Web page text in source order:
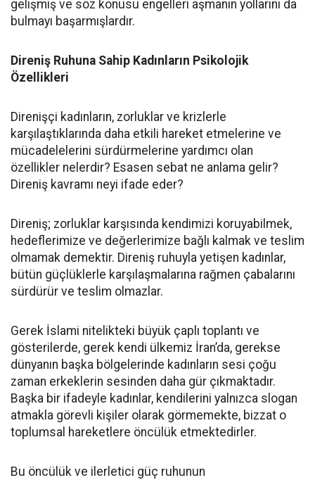
gelişmiş ve söz konusu engelleri aşmanın yollarını da
bulmayı başarmışlardır.
Direniş Ruhuna Sahip Kadınların Psikolojik
Özellikleri
Direnişçi kadınların, zorluklar ve krizlerle
karşılaştıklarında daha etkili hareket etmelerine ve
mücadelelerini sürdürmelerine yardımcı olan
özellikler nelerdir? Esasen sebat ne anlama gelir?
Direniş kavramı neyi ifade eder?
Direniş; zorluklar karşısında kendimizi koruyabilmek,
hedeflerimize ve değerlerimize bağlı kalmak ve teslim
olmamak demektir. Direniş ruhuyla yetişen kadınlar,
bütün güçlüklerle karşılaşmalarına rağmen çabalarını
sürdürür ve teslim olmazlar.
Gerek İslami nitelikteki büyük çaplı toplantı ve
gösterilerde, gerek kendi ülkemiz İran’da, gerekse
dünyanın başka bölgelerinde kadınların sesi çoğu
zaman erkeklerin sesinden daha gür çıkmaktadır.
Başka bir ifadeyle kadınlar, kendilerini yalnızca slogan
atmakla görevli kişiler olarak görmemekte, bizzat o
toplumsal hareketlere öncülük etmektedirler.
Bu öncülük ve ilerletici güç ruhunun